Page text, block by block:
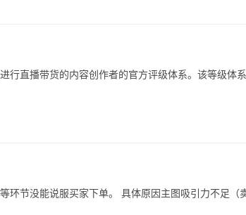
行直播带货的内容创作者的官方评级体系。该等级体
节没能说服买家下单。 具体原因主图吸引力不足（